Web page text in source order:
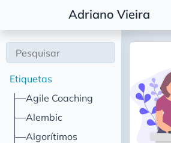
Adriano Vieira
Etiquetas
Agile Coaching
Alembic
Algorítimos